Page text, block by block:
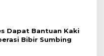
Dapat Bantuan Kaki
Bibir Sumbing